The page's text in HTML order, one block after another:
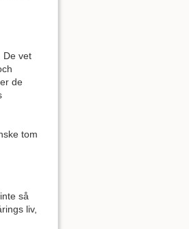
De vet
de
tom
så
liv,